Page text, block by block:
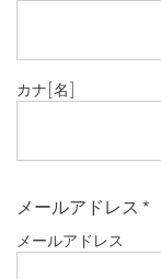
カナ[名]
メールアドレス *
メールアドレス